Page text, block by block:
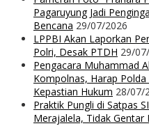
Pagaruyung Jadi
Bencana 29/07/2026
LPPBI Akan Laporkan
Polri, Desak PTDH 29/
Pengacara Muhammad
Kompolnas, Harap
Kepastian Hukum 28/07/
Praktik Pungli di Satpas
Merajalela, Tidak Gentar